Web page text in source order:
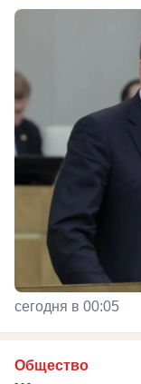
сегодня в 00:05
Общество